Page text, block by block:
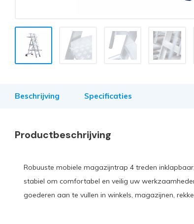
Beschrijving Specificaties
Productbeschrijving
Robuuste mobiele magazijntrap 4 treden
stabiel om comfortabel en veilig uw
goederen aan te vullen in winkels, magazijnen,